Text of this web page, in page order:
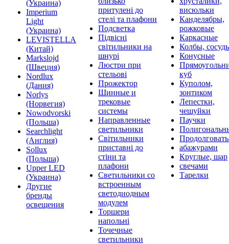
(Украина)
Imperium
Light
(Украина)
LEVISTELLA
(Китай)
Markslojd
(Швеция)
Nordlux
(Дания)
Norlys
(Норвегия)
Nowodvorski
(Польша)
Searchlight
(Англия)
Sollux
(Польша)
Upper LED
(Украина)
Другие
бренды
освещения
притулені до
стелі та плафони
Подсветка
Підвісні
світильники на
шнурі
Люстри при
стельові
Прожектор
Шинные и
трековые
системы
Направленные
светильники
Світильники
приставні до
стіни та
плафони
Светильники со
встроенным
светодиодным
модулем
Торшери
напольні
Точечные
светильники
висюльки
Канделябры,
рожковые
Каркасные
Колбы,
Конусные
куб
Куполом,
зонтиком
Лепестки,
чешуйки
Паучки
абажурами
Круглые, шар
свечами
Тарелки